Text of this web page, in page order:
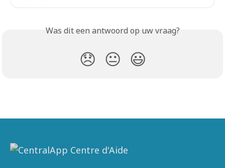
Was dit een antwoord op uw vraag?
😞 😐 😃